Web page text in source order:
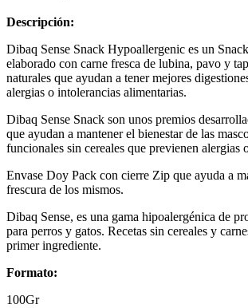
Descripción:
Dibaq Sense Snack Hypoallergenic es un
elaborado con carne fresca de lubina, pavo y
naturales que ayudan a tener mejores
alergias o intolerancias alimentarias.
Dibaq Sense Snack son unos premios
que ayudan a mantener el bienestar de las
funcionales sin cereales que previenen alergias
Envase Doy Pack con cierre Zip que ayuda a
frescura de los mismos.
Dibaq Sense, es una gama hipoalergénica de
para perros y gatos. Recetas sin cereales y
primer ingrediente.
Formato:
100Gr